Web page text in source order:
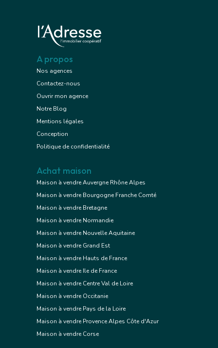
A propos
Nos agences
Contactez-nous
Ouvrir mon agence
Notre Blog
Mentions légales
Conception
Politique de confidentialité
Achat maison
Maison à vendre Auvergne Rhône Alpes
Maison à vendre Bourgogne Franche Comté
Maison à vendre Bretagne
Maison à vendre Normandie
Maison à vendre Nouvelle Aquitaine
Maison à vendre Grand Est
Maison à vendre Hauts de France
Maison à vendre Ile de France
Maison à vendre Centre Val de Loire
Maison à vendre Occitanie
Maison à vendre Pays de la Loire
Maison à vendre Provence Alpes Côte d'Azur
Maison à vendre Corse